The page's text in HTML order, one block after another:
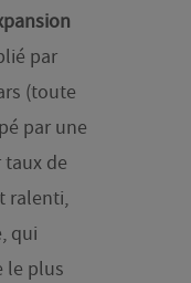
par
(toute
par une
de
ralenti,
qui
le plus